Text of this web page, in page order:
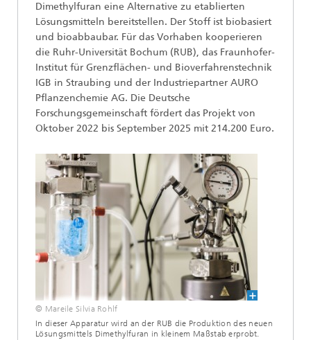
Dimethylfuran eine Alternative zu etablierten
Lösungsmitteln bereitstellen. Der Stoff ist biobasiert
und bioabbaubar. Für das Vorhaben kooperieren
die Ruhr-Universität Bochum (RUB), das Fraunhofer-
Institut für Grenzflächen- und Bioverfahrenstechnik
IGB in Straubing und der Industriepartner AURO
Pflanzenchemie AG. Die Deutsche
Forschungsgemeinschaft fördert das Projekt von
Oktober 2022 bis September 2025 mit 214.200 Euro.
© Mareile Silvia Rohlf
In dieser Apparatur wird an der RUB die Produktion des neuen
Lösungsmittels Dimethylfuran in kleinem Maßstab erprobt.